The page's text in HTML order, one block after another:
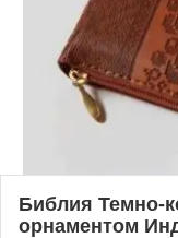
Библия Темно-
орнаментом